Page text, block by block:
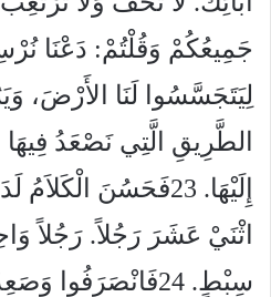
جَمِيعُكُمْ وَقُلْتُمْ: دَعْنَا
لِيَتَجَسَّسُوا لَنَا الأَرْضَ،
الطَّرِيقِ الَّتِي نَصْعَدُ
إِلَيْهَا. 23فَحَسُنَ
اثْنَيْ عَشَرَ رَجُلاً. رَجُلاً
سِبْطٍ. 24فَانْصَرَفُوا